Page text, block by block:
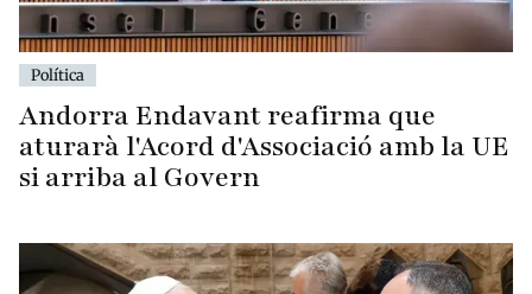
Política
Andorra Endavant reafirma que
aturarà l'Acord d'Associació amb la UE
si arriba al Govern